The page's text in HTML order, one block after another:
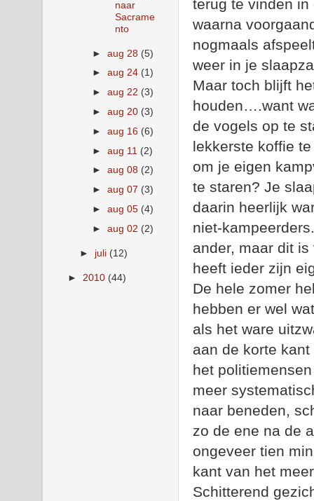
terug te vinden
waarna
nogmaals
weer in je
Maar toch blijft
houden….want
de vogels op te
lekkerste koffie
om je eigen
te staren? Je
daarin heerlijk
niet-
ander, maar dit
heeft ieder zijn
De hele zomer
hebben er wel
als het ware
aan de korte
het
meer
naar beneden,
zo de ene na de
ongeveer tien
kant van het
Schitterend
naar
Sacrame
nto
► aug 28 (5)
► aug 24 (1)
► aug 22 (3)
► aug 20 (3)
► aug 16 (6)
► aug 11 (2)
► aug 08 (2)
► aug 07 (3)
► aug 05 (4)
► aug 02 (2)
► juli (12)
► 2010 (44)